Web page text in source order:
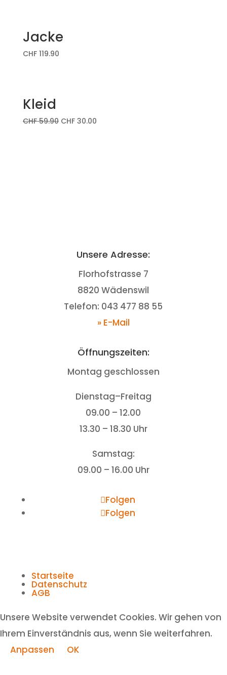
Jacke
CHF119.90
Kleid
CHF59.90 CHF30.00
Unsere Adresse:
Florhofstrasse 7
8820 Wädenswil
Telefon: 043 477 88 55
» E-Mail
Öffnungszeiten:
Montag geschlossen
Dienstag–Freitag
09.00 – 12.00
13.30 – 18.30 Uhr
Samstag:
09.00 – 16.00 Uhr
Folgen
Folgen
Startseite
Datenschutz
AGB
Unsere Website verwendet Cookies. Wir gehen von
Ihrem Einverständnis aus, wenn Sie weiterfahren.
Anpassen
OK